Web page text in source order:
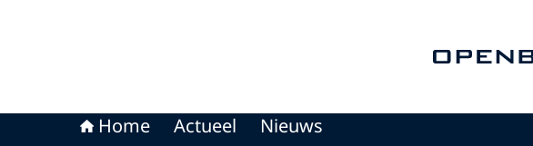
Home Actueel Nieuws